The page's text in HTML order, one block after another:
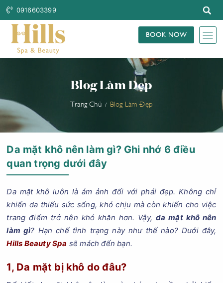
0916603399
BOOK NOW
Blog Làm Đẹp
Trang Chủ Blog Làm Đẹp
Da mặt khô nên làm gì? Ghi nhớ 6 điều
quan trọng dưới đây
Da mặt khô luôn là ám ảnh đối với phái đẹp. Không chỉ
khiến da thiếu sức sống, khó chịu mà còn khiến cho việc
trang điểm trở nên khó khăn hơn. Vậy, da mặt khô nên
làm gì? Hạn chế tình trạng này như thế nào? Dưới đây,
Hills Beauty Spa sẽ mách đến bạn.
1, Da mặt bị khô do đâu?